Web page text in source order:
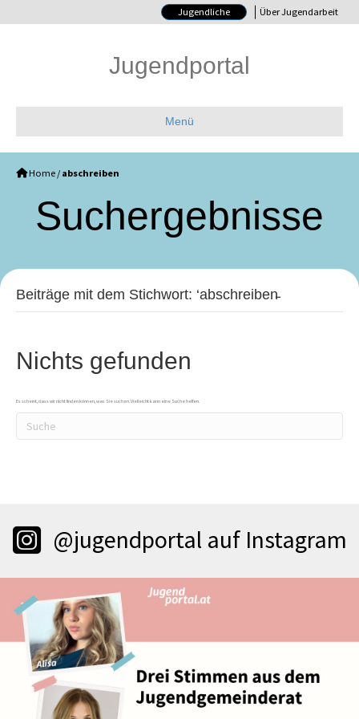
Jugendliche Über Jugendarbeit
Jugendportal
Menü
Home / abschreiben
Such­ergebnisse
Beiträge mit dem Stichwort: ‘abschreiben̵
Nichts gefunden
Es scheint, dass wir nicht finden können, was Sie suchen. Vielleicht kann eine Suche helfen.
@jugendportal auf Instagram